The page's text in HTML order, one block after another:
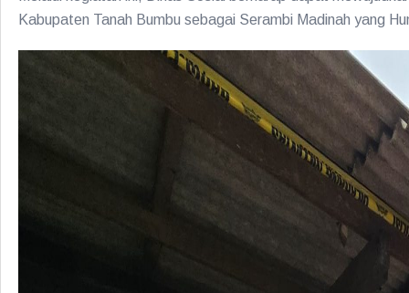
Kabupaten Tanah Bumbu sebagai Serambi Madinah yang